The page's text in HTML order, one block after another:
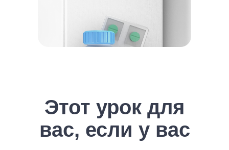
Этот урок для
вас, если у вас